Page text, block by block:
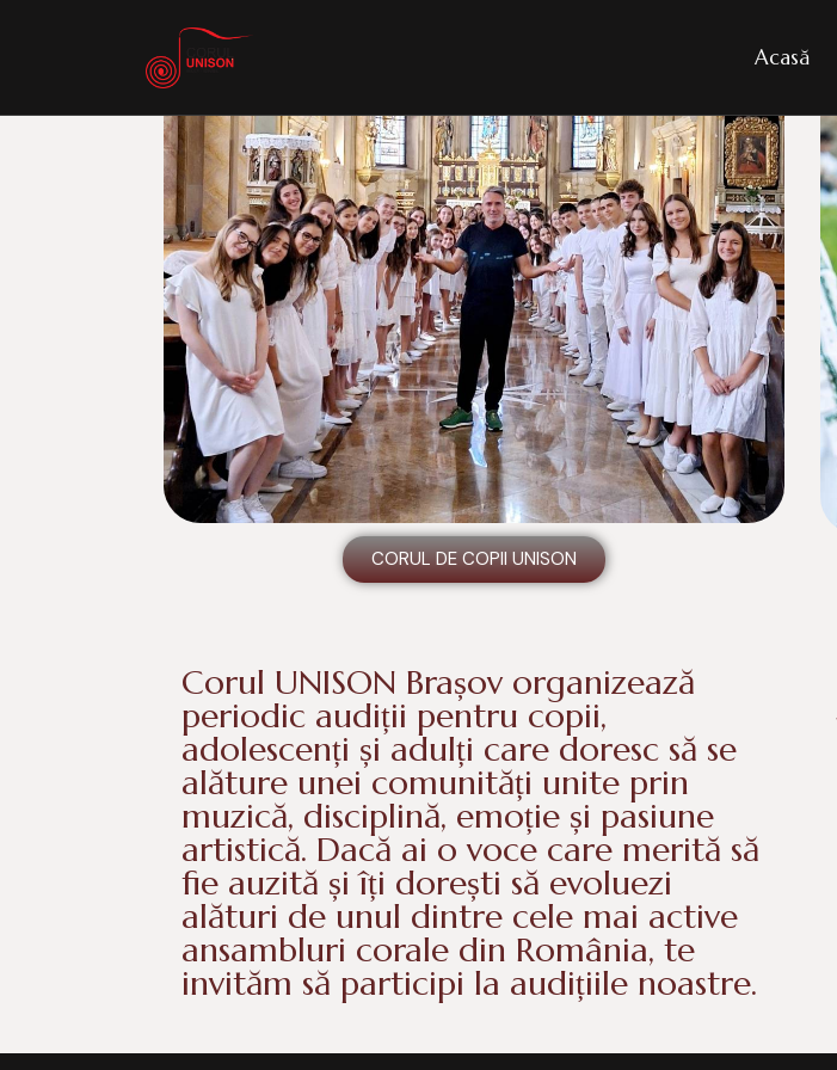
Acasă
CORUL DE COPII UNISON
Corul UNISON Brașov organizează
periodic audiții pentru copii,
adolescenți și adulți care doresc să se
alăture unei comunități unite prin
muzică, disciplină, emoție și pasiune
artistică. Dacă ai o voce care merită să
fie auzită și îți dorești să evoluezi
alături de unul dintre cele mai active
ansambluri corale din România, te
invităm să participi la audițiile noastre.